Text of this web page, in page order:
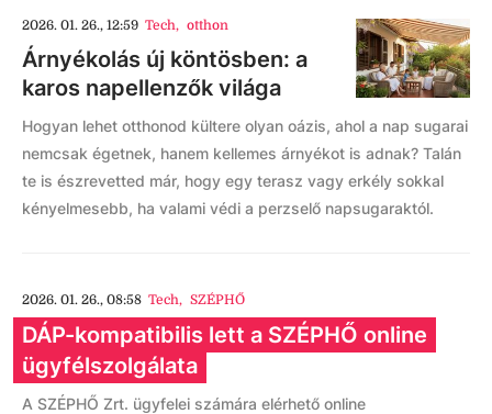
2026. 01. 26., 12:59 Tech, otthon
Árnyékolás új köntösben: a
karos napellenzők világa
Hogyan lehet otthonod kültere olyan oázis, ahol a nap sugarai
nemcsak égetnek, hanem kellemes árnyékot is adnak? Talán
te is észrevetted már, hogy egy terasz vagy erkély sokkal
kényelmesebb, ha valami védi a perzselő napsugaraktól.
2026. 01. 26., 08:58 Tech, SZÉPHŐ
DÁP-kompatibilis lett a SZÉPHŐ online
ügyfélszolgálata
A SZÉPHŐ Zrt. ügyfelei számára elérhető online